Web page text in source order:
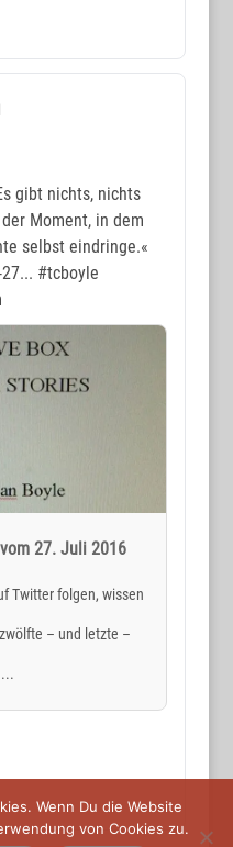
gibt nichts, nichts
Moment, in dem
selbst eindringe.«
#tcboyle
27. Juli 2016
Twitter folgen, wissen
– und letzte –
Wenn Du die Website
von Cookies zu.